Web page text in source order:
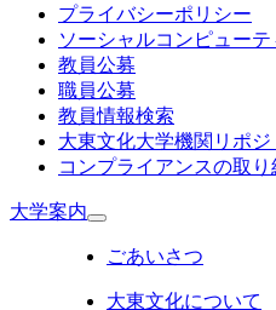
プライバシーポリシー
ソーシャルコンピュー
教員公募
職員公募
教員情報検索
大東文化大学機関リポジ
コンプライアンスの取り
大学案内
ごあいさつ
大東文化について